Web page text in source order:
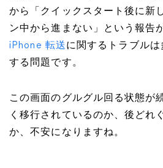
から「クイックスタート後に新
ン中から進まない」という報告
iPhone 転送に関するトラブル
する問題です。
この画面のグルグル回る状態が
く移行されているのか、後どれ
か、不安になりますね。